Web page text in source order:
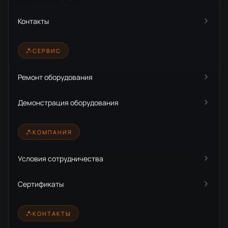
Контакты
СЕРВИС
Ремонт оборудования
Демонстрация оборудования
КОМПАНИЯ
Условия сотрудничества
Сертификаты
КОНТАКТЫ